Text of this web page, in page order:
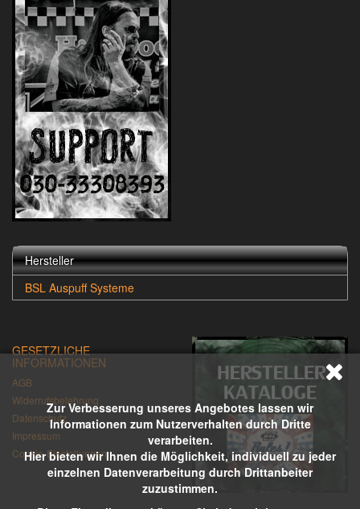
Zur Verbesserung unseres Angebotes lassen wir
Informationen zum Nutzerverhalten durch Dritte
verarbeiten.
Hier bieten wir Ihnen die Möglichkeit, individuell zu jeder
einzelnen Datenverarbeitung durch Drittanbeiter
zuzustimmen.
Hersteller
BSL Auspuff Systeme
GESETZLICHE
INFORMATIONEN
AGB
Widerrufsbelehrung
Datenschutz
Impressum
Cookie-Einstellungen